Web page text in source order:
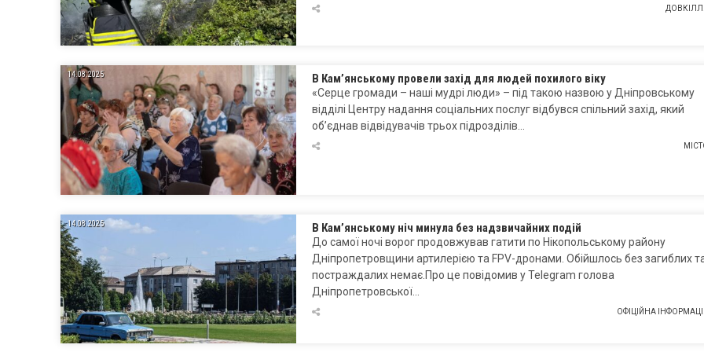
14.08.2025 В Кам’янському провели захід для людей похилого віку
«Серце громади – наші мудрі люди» – під такою назвою у Дніпровському
відділі Центру надання соціальних послуг відбувся спільний захід, який
об’єднав відвідувачів трьох підрозділів…
14.08.2025 В Кам’янському ніч минула без надзвичайних подій
До самої ночі ворог продовжував гатити по Нікопольському району
Дніпропетровщини артилерією та FPV-дронами. Обійшлось без загиблих
постраждалих немає.Про це повідомив у Telegram голова
Дніпропетровської…
ОФІЦІЙНА